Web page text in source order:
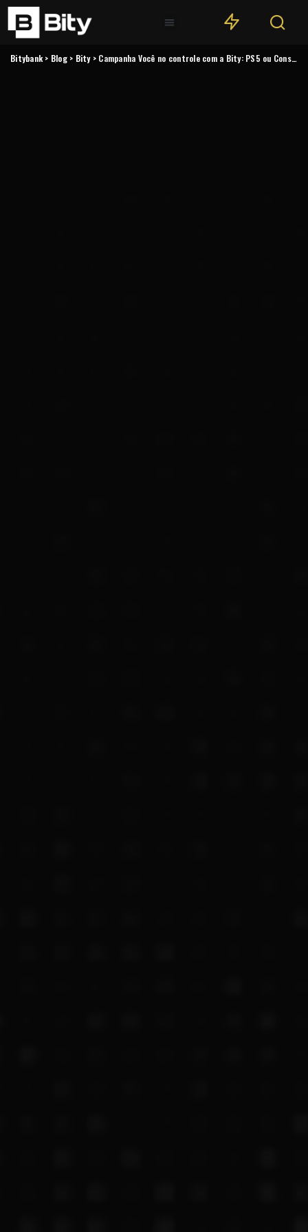
Bitybank > Blog> Bity> Campanha Você no controle com a Bity: PS5 ou Consultoria Financeira com Especialista Premium do Grupo Primo